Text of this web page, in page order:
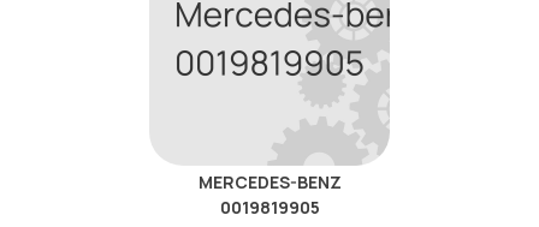
MERCEDES-BENZ
0019819905